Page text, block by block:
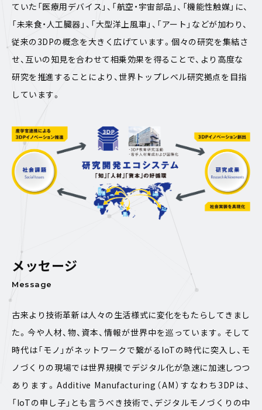
ていた「医療用デバイス」、「航空・宇宙部品」、「機能性触媒」に、
「未来食・人工臓器」、「大型洋上風車」、「アート」などが加わり、
従来の3DPの概念を大きく広げています。個々の研究を集結さ
せ、互いの知見を合わせて相乗効果を得ることで、より高度な
研究を推進することにより、世界トップレベル研究拠点を目指
しています。
メッセージ
Message
古来より技術革新は人々の生活様式に変化をもたらしてきまし
た。今や人材、物、資本、情報が世界中を巡っています。そして
時代は「モノ」がネットワークで繋がるIoTの時代に突入し、モ
ノづくりの現場では世界規模でデジタル化が急速に加速しつつ
あります。Additive Manufacturing（AM）すなわち3DPは、
「IoTの申し子」とも言うべき技術で、デジタルモノづくりの中